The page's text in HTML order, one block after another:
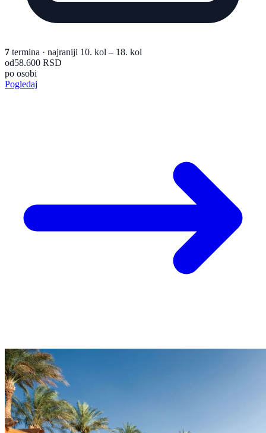
7 termina · najraniji 10. kol – 18. kol
od58.600 RSD
po osobi
Pogledaj